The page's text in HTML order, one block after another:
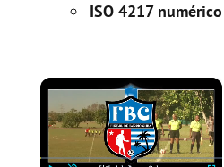
ISO 4217
×